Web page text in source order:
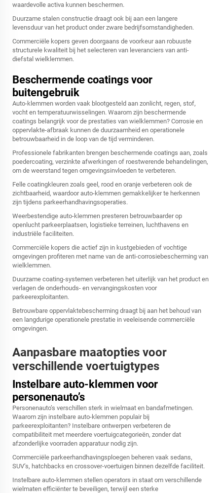
waardevolle activa kunnen beschermen.
Duurzame stalen constructie draagt ook bij aan een langere
levensduur van het product onder zware bedrijfsomstandigheden.
Commerciële kopers geven doorgaans de voorkeur aan robuuste
structurele kwaliteit bij het selecteren van leveranciers van anti-
diefstal wielklemmen.
Beschermende coatings voor
buitengebruik
Auto-klemmen worden vaak blootgesteld aan zonlicht, regen, stof,
vocht en temperatuurwisselingen. Waarom zijn beschermende
coatings belangrijk voor de prestaties van wielklemmen? Corrosie en
oppervlakte-afbraak kunnen de duurzaamheid en operationele
betrouwbaarheid in de loop van de tijd verminderen.
Professionele fabrikanten brengen beschermende coatings aan, zoals
poedercoating, verzinkte afwerkingen of roestwerende behandelingen,
om de weerstand tegen omgevingsinvloeden te verbeteren.
Felle coatingkleuren zoals geel, rood en oranje verbeteren ook de
zichtbaarheid, waardoor auto-klemmen gemakkelijker te herkennen
zijn tijdens parkeerhandhavingsoperaties.
Weerbestendige auto-klemmen presteren betrouwbaarder op
openlucht parkeerplaatsen, logistieke terreinen, luchthavens en
industriële faciliteiten.
Commerciële kopers die actief zijn in kustgebieden of vochtige
omgevingen profiteren met name van de anti-corrosiebescherming van
wielklemmen.
Duurzame coating-systemen verbeteren het uiterlijk van het product en
verlagen de onderhouds- en vervangingskosten voor
parkeerexploitanten.
Betrouwbare oppervlaktebescherming draagt bij aan het behoud van
een langdurige operationele prestatie in veeleisende commerciële
omgevingen.
Aanpasbare maatopties voor
verschillende voertuigtypes
Instelbare auto-klemmen voor
personenauto’s
Personenauto’s verschillen sterk in wielmaat en bandafmetingen.
Waarom zijn instelbare auto-klemmen populair bij
parkeerexploitanten? Instelbare ontwerpen verbeteren de
compatibiliteit met meerdere voertuigcategorieën, zonder dat
afzonderlijke voorraden apparatuur nodig zijn.
Commerciële parkeerhandhavingsploegen beheren vaak sedans,
SUV’s, hatchbacks en crossover-voertuigen binnen dezelfde faciliteit.
Instelbare auto-klemmen stellen operators in staat om verschillende
wielmaten efficiënter te beveiligen, terwijl een sterke